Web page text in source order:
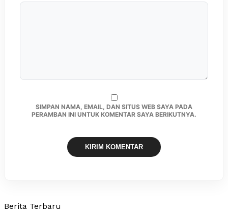
SIMPAN NAMA, EMAIL, DAN SITUS WEB SAYA PADA
PERAMBAN INI UNTUK KOMENTAR SAYA BERIKUTNYA.
Berita Terbaru